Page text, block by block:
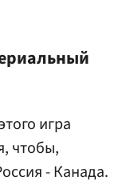
игра
чтобы,
- Канада.